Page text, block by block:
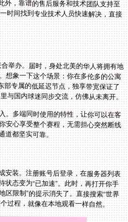
举办。届时，身处北美的华人将拥有地
想象一下这个场景：你在多伦多的公寓
专属的低延迟节点，独享带宽保证了
与国内球迷同步交流，仿佛从未离开。
。多端同时使用的特性，让你可以在客
安心享受整个赛程，无需担心突然断线
道都坚实可靠。
安装。注册账号后登录，在服务器列表
状态变为“已加速”。此时，再打开你手
区限制”的提示消失了。直接搜索“世界
过程，就像在本地观看一样自然。